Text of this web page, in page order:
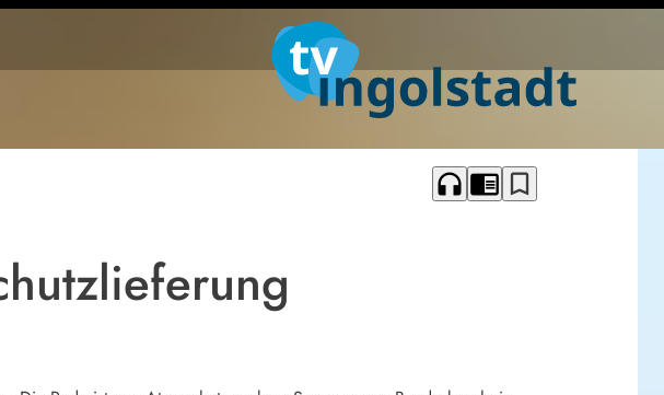
headphones chrome_reader_mode bookmark_border